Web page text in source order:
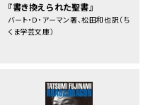
『書き換えられた聖書』
バート・Ｄ・アーマン著、松田和也訳（ち
くま学芸文庫）